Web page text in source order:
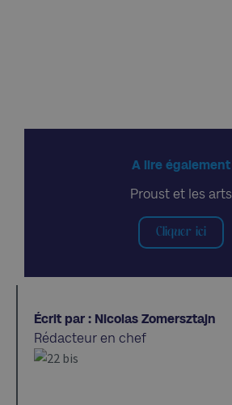
A lire également
Proust et les arts
Cliquer ici
Écrit par : Nicolas Zomersztajn
Rédacteur en chef